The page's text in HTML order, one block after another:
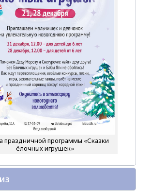
праздничной программы «Сказки
ёлочных игрушек»